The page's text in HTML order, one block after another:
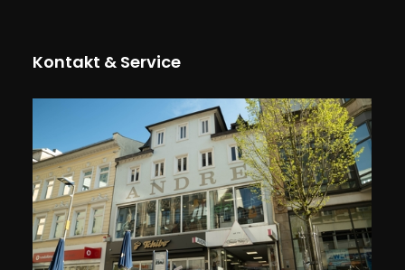
Kontakt & Service